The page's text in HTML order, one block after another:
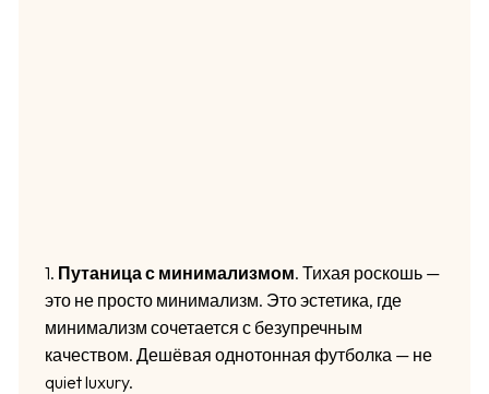
1. Путаница с минимализмом. Тихая роскошь —
это не просто минимализм. Это эстетика, где
минимализм сочетается с безупречным
качеством. Дешёвая однотонная футболка — не
quiet luxury.